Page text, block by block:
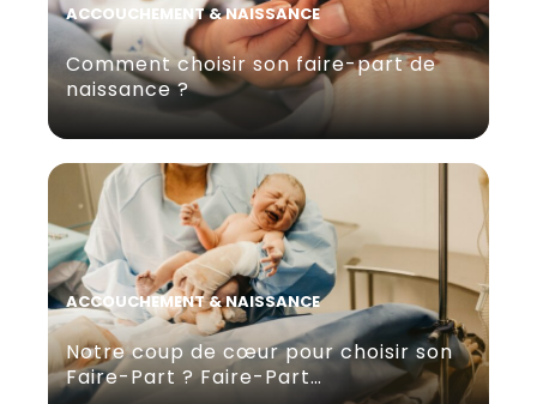
ACCOUCHEMENT & NAISSANCE
Comment choisir son faire-part de
naissance ?
ACCOUCHEMENT & NAISSANCE
Notre coup de cœur pour choisir son
Faire-Part ? Faire-Part…